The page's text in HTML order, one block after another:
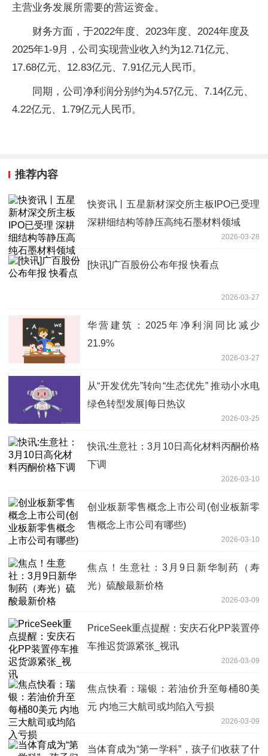
主营业务发展所需要的营运资金。
财务方面，于2022年度、2023年度、2024年度及
2025年1-9月，公司实现营业收入约为12.71亿元、
17.68亿元、12.83亿元、7.91亿元人民币。
同期，公司净利润分别约为4.57亿元、7.14亿元、
4.22亿元、1.79亿元人民币。
推荐内容
快资讯丨五星新材深交所主板IPO已受理
深耕细结构等静压高纯石墨材料领域
2026-03-28
[快讯]广百股份公布年报 快看点
2026-03-27
华营建筑：2025年净利润同比减少
21.9%
2026-03-27
从“开发优先”转向“生态优先” 推动小水电
绿色转型发展|每日热议
2026-03-25
快讯:生意社：3月10日高化材料丙酮价格
下调
2026-03-10
创业板新零售概念上市公司(创业板新零
售概念上市公司有哪些)
2026-03-10
焦点！生意社：3月9日新华制药（寿
光）硫酸最新价格
2026-03-09
PriceSeek重点提醒：安庆石化PP装置停
车推迟货源紧张_视讯
2026-03-09
焦点快看：瑞银：若油价升至每桶80美
元 内地三大航司或均陷入亏损
2026-03-09
当体育成为“第一学科”，孩子们收获了什